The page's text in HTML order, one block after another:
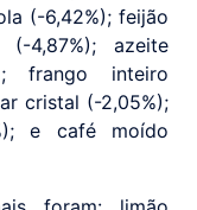
(-6,42%); feijão
4,87%); azeite
frango inteiro
cristal (-2,05%);
e café moído